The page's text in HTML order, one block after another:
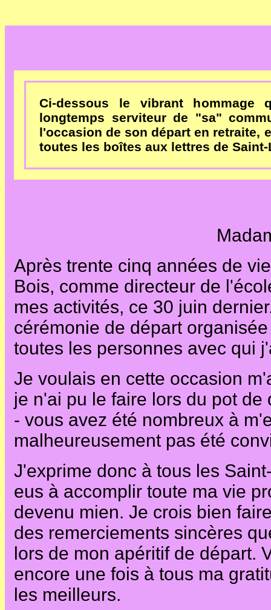
Ci-dessous le vibrant hommage
longtemps serviteur de "sa"
l'occasion de son départ en retraite,
toutes les boîtes aux lettres de
Après trente cinq années de
Bois, comme directeur de
mes activités, ce 30 juin
cérémonie de départ
toutes les personnes avec qui
Je voulais en cette occasion
je n'ai pu le faire lors du pot
- vous avez été nombreux à
malheureusement pas été
J'exprime donc à tous les
eus à accomplir toute ma vie
devenu mien. Je crois bien
des remerciements sincères
lors de mon apéritif de départ.
encore une fois à tous ma
les meilleurs.